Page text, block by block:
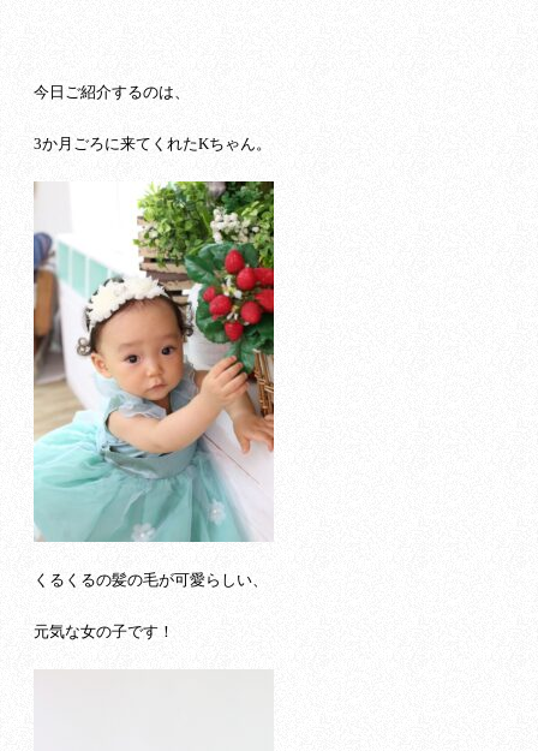
今日ご紹介するのは、
3か月ごろに来てくれたKちゃん。
くるくるの髪の毛が可愛らしい、
元気な女の子です！